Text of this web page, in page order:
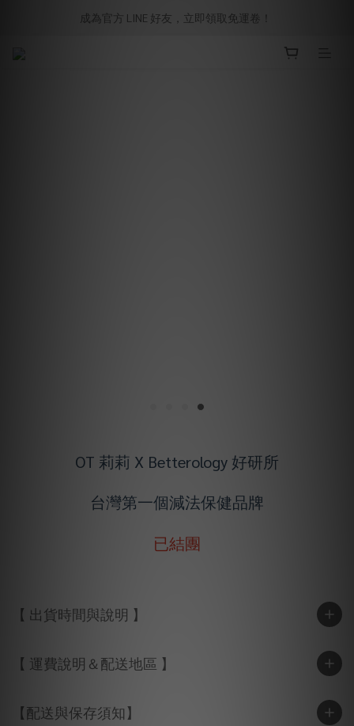
成為官方 LINE 好友，立即領取免運卷！
OT 莉莉 X Betterology 好研所
台灣第一個減法保健品牌
已結團
【 出貨時間與說明 】
【 運費說明＆配送地區 】
【配送與保存須知】